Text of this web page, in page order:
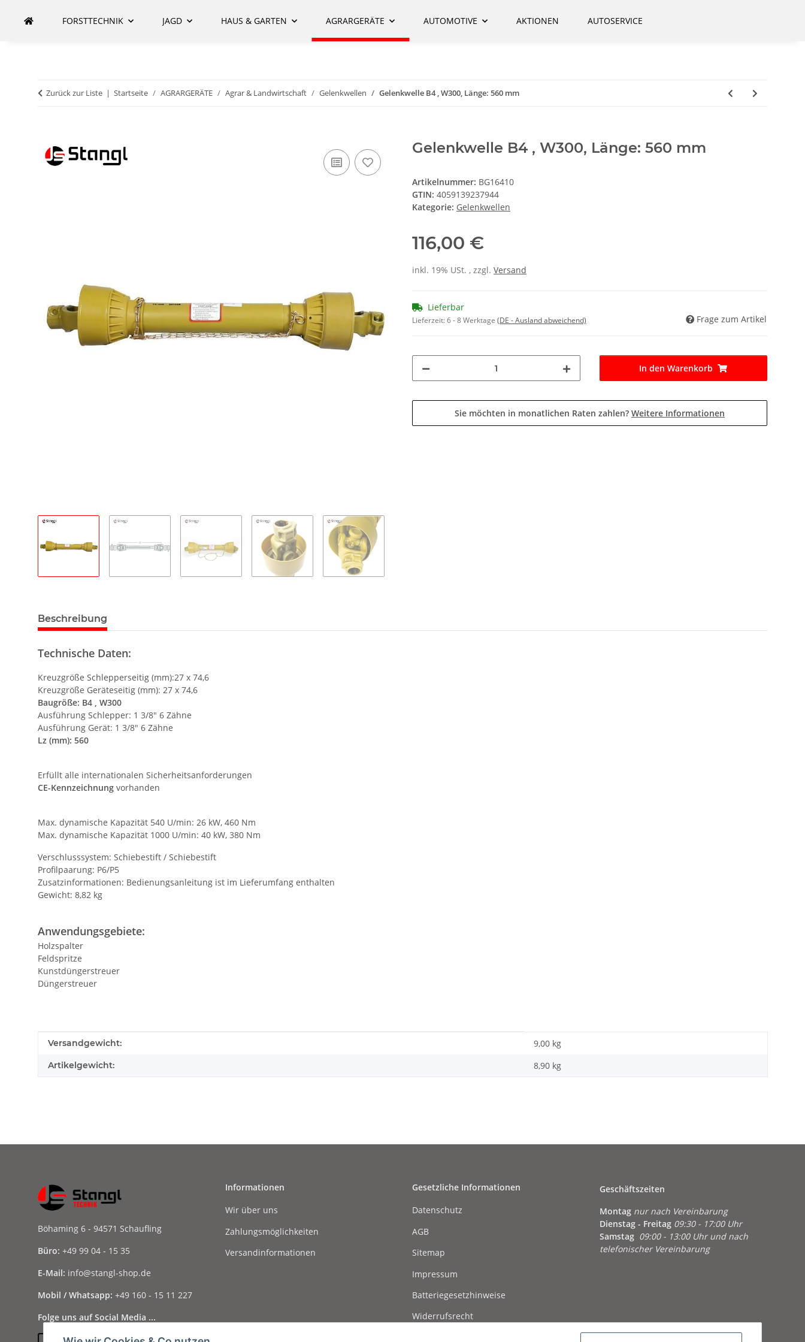
FORSTTECHNIK JAGD HAUS & GARTEN AGRARGERÄTE AUTOMOTIVE AKTIONEN AUTOSERVICE
Zurück zur Liste Startseite AGRARGERÄTE Agrar & Landwirtschaft Gelenkwellen Gelenkwelle B4 , W300, Länge: 560 mm
Gelenkwelle B4 , W300, Länge: 560 mm
Artikelnummer: BG16410
GTIN: 4059139237944
Kategorie: Gelenkwellen
116,00 €
inkl. 19% USt. , zzgl. Versand
Lieferbar
Lieferzeit:6 - 8 Werktage (DE - Ausland abweichend) Frage zum Artikel
In den Warenkorb
Sie möchten in monatlichen Raten zahlen? Weitere Informationen
Beschreibung
Technische Daten:
Kreuzgröße Schlepperseitig (mm):27 x 74,6
Kreuzgröße Geräteseitig (mm): 27 x 74,6
Baugröße: B4 , W300
Ausführung Schlepper: 1 3/8" 6 Zähne
Ausführung Gerät: 1 3/8" 6 Zähne
Lz (mm): 560
Erfüllt alle internationalen Sicherheitsanforderungen
CE-Kennzeichnung vorhanden
Max. dynamische Kapazität 540 U/min: 26 kW, 460 Nm
Max. dynamische Kapazität 1000 U/min: 40 kW, 380 Nm
Verschlusssystem: Schiebestift / Schiebestift
Profilpaarung: P6/P5
Zusatzinformationen: Bedienungsanleitung ist im Lieferumfang enthalten
Gewicht: 8,82 kg
Anwendungsgebiete:
Holzspalter
Feldspritze
Kunstdüngerstreuer
Düngerstreuer
Produkteigenschaft
Wert
Versandgewicht: 9,00 kg
Artikelgewicht: 8,90 kg
Böhaming 6 - 94571 Schaufling
Büro: +49 99 04 - 15 35
E-Mail: info@stangl-shop.de
Mobil / Whatsapp: +49 160 - 15 11 227
Folge uns auf Social Media ...
Informationen
Wir über uns
Zahlungsmöglichkeiten
Versandinformationen
Gesetzliche Informationen
Datenschutz
AGB
Sitemap
Impressum
Batteriegesetzhinweise
Widerrufsrecht
Geschäftszeiten
Montag nur nach Vereinbarung
Dienstag - Freitag 09:30 - 17:00 Uhr
Samstag 09:00 - 13:00 Uhr und nach
telefonischer Vereinbarung